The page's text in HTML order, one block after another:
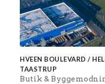
HVEEN BOULEVARD /
TAASTRUP
Butik